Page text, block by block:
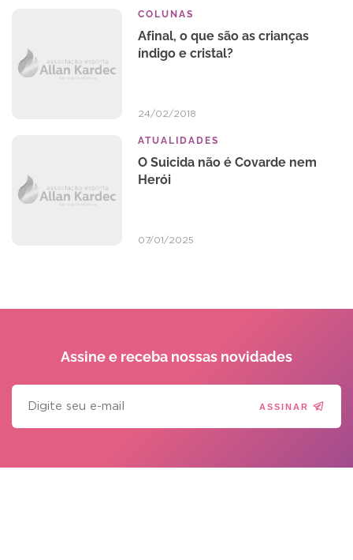
COLUNAS
Afinal, o que são as crianças
índigo e cristal?
24/02/2018
ATUALIDADES
O Suicida não é Covarde nem
Herói
07/01/2025
Assine e receba nossas novidades
ASSINAR